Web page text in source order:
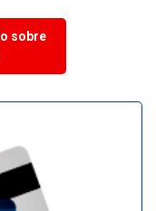
sobre